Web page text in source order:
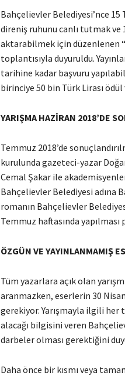
Bahçelievler Belediyesi’nce
direniş ruhunu canlı tutmak ve
aktarabilmek için düzenlenen
toplantısıyla duyuruldu.
tarihine kadar başvuru
birinciye 50 bin Türk Lirası
YARIŞMA HAZİRAN 2018’DE
Temmuz 2018’de
kurulunda gazeteci-yazar
Cemal Şakar ile
Bahçelievler Belediyesi adına
romanın Bahçelievler
Temmuz haftasında yapılması
ÖZGÜN VE YAYINLANMAMIŞ
Tüm yazarlara açık olan
aranmazken, eserlerin 30
gerekiyor. Yarışmayla ilgili her
alacağı bilgisini veren
darbeler olması gerektiğini
Daha önce bir kısmı veya